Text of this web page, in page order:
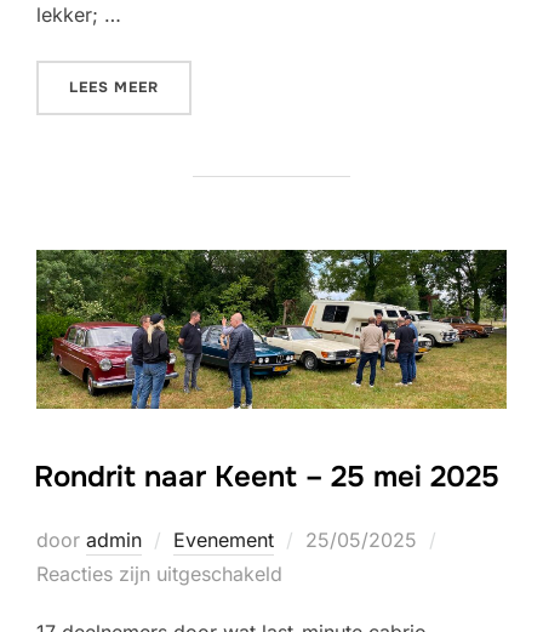
lekker; …
LEES MEER
Rondrit naar Keent – 25 mei 2025
door admin Evenement
Geplaatst
25/05/2025
Reacties zijn uitgeschakeld